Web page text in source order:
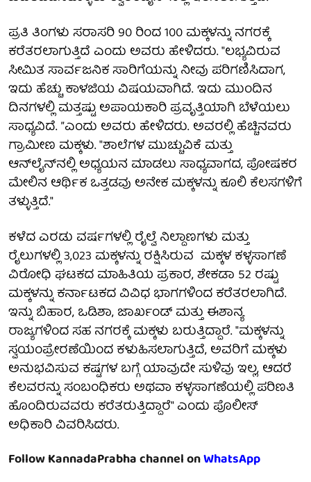
ಪ್ರತಿ ತಿಂಗಳು ಸರಾಸರಿ 90 ರಿಂದ 100 ಮಕ್ಕಳನ್ನು ನಗರಕ್ಕೆ
ಕರೆತರಲಾಗುತ್ತಿದೆ ಎಂದು ಅವರು ಹೇಳಿದರು. "ಲಭ್ಯವಿರುವ
ಸೀಮಿತ ಸಾರ್ವಜನಿಕ ಸಾರಿಗೆಯನ್ನು ನೀವು ಪರಿಗಣಿಸಿದಾಗ,
ಇದು ಹೆಚ್ಚು ಕಾಳಜಿಯ ವಿಷಯವಾಗಿದೆ. ಇದು ಮುಂದಿನ
ದಿನಗಳಲ್ಲಿ ಮತ್ತಷ್ಟು ಅಪಾಯಕಾರಿ ಪ್ರವೃತ್ತಿಯಾಗಿ ಬೆಳೆಯಲು
ಸಾಧ್ಯವಿದೆ. ”ಎಂದು ಅವರು ಹೇಳಿದರು. ಅವರಲ್ಲಿ ಹೆಚ್ಚಿನವರು
ಗ್ರಾಮೀಣ ಮಕ್ಕಳು. "ಶಾಲೆಗಳ ಮುಚ್ಚುವಿಕೆ ಮತ್ತು
ಆನ್‌ಲೈನ್‌ನಲ್ಲಿ ಅಧ್ಯಯನ ಮಾಡಲು ಸಾಧ್ಯವಾಗದ, ಪೋಷಕರ
ಮೇಲಿನ ಆರ್ಥಿಕ ಒತ್ತಡವು ಅನೇಕ ಮಕ್ಕಳನ್ನು ಕೂಲಿ ಕೆಲಸಗಳಿಗೆ
ತಳ್ಳುತ್ತಿದೆ."
ಕಳೆದ ಎರಡು ವರ್ಷಗಳಲ್ಲಿ ರೈಲ್ವೆ ನಿಲ್ದಾಣಗಳು ಮತ್ತು
ರೈಲುಗಳಲ್ಲಿ 3,023 ಮಕ್ಕಳನ್ನು ರಕ್ಷಿಸಿರುವ ಮಕ್ಕಳ ಕಳ್ಳಸಾಗಣೆ
ವಿರೋಧಿ ಘಟಕದ ಮಾಹಿತಿಯ ಪ್ರಕಾರ, ಶೇಕಡಾ 52 ರಷ್ಟು
ಮಕ್ಕಳನ್ನು ಕರ್ನಾಟಕದ ವಿವಿಧ ಭಾಗಗಳಿಂದ ಕರೆತರಲಾಗಿದೆ.
ಇನ್ನು ಬಿಹಾರ, ಒಡಿಶಾ, ಜಾರ್ಖಂಡ್ ಮತ್ತು ಈಶಾನ್ಯ
ರಾಜ್ಯಗಳಿಂದ ಸಹ ನಗರಕ್ಕೆ ಮಕ್ಕಳು ಬರುತ್ತಿದ್ದಾರೆ. "ಮಕ್ಕಳನ್ನು
ಸ್ವಯಂಪ್ರೇರಣೆಯಿಂದ ಕಳುಹಿಸಲಾಗುತ್ತಿದೆ, ಅವರಿಗೆ ಮಕ್ಕಳು
ಅನುಭವಿಸುವ ಕಷ್ಟಗಳ ಬಗ್ಗೆ ಯಾವುದೇ ಸುಳಿವು ಇಲ್ಲ, ಆದರೆ
ಕೆಲವರನ್ನು ಸಂಬಂಧಿಕರು ಅಥವಾ ಕಳ್ಳಸಾಗಣೆಯಲ್ಲಿ ಪರಿಣತಿ
ಹೊಂದಿರುವವರು ಕರೆತರುತ್ತಿದ್ದಾರೆ" ಎಂದು ಪೊಲೀಸ್
ಅಧಿಕಾರಿ ವಿವರಿಸಿದರು.
Follow KannadaPrabha channel onWhatsApp